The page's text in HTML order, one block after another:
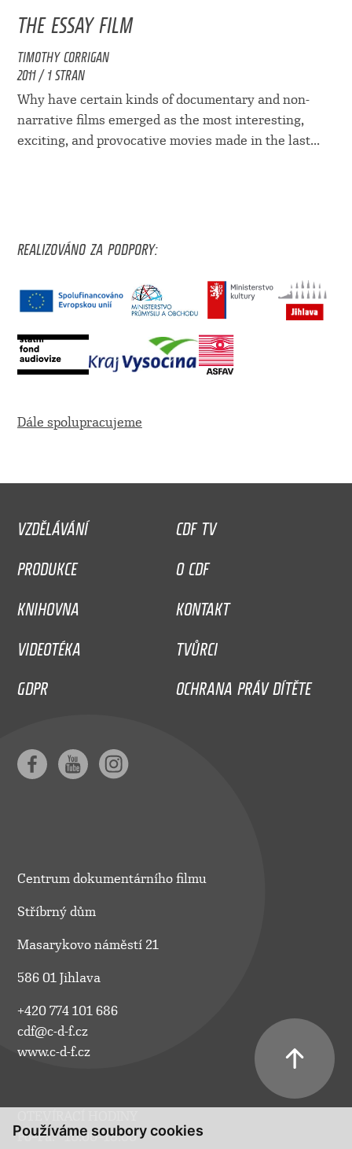
Používáme soubory cookies
THE ESSAY FILM
TIMOTHY CORRIGAN
2011 / 1 STRAN
Why have certain kinds of documentary and non-
narrative films emerged as the most interesting,
exciting, and provocative movies made in the last...
REALIZOVÁNO ZA PODPORY:
Dále spolupracujeme
VZDĚLÁVÁNÍ
CDF TV
PRODUKCE
O CDF
KNIHOVNA
KONTAKT
VIDEOTÉKA
TVŮRCI
GDPR
OCHRANA PRÁV DÍTĚTE
Centrum dokumentárního filmu
Stříbrný dům
Masarykovo náměstí 21
586 01 Jihlava
+420 774 101 686
cdf@c-d-f.cz
www.c-d-f.cz
Po–Pá:
10.00–18.00